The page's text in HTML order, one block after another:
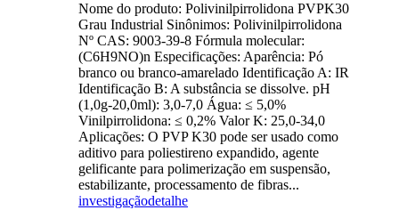
Nome do produto: Polivinilpirrolidona PVPK30
Grau Industrial Sinônimos: Polivinilpirrolidona
Nº CAS: 9003-39-8 Fórmula molecular:
(C6H9NO)n Especificações: Aparência: Pó
branco ou branco-amarelado Identificação A: IR
Identificação B: A substância se dissolve. pH
(1,0g-20,0ml): 3,0-7,0 Água: ≤ 5,0%
Vinilpirrolidona: ≤ 0,2% Valor K: 25,0-34,0
Aplicações: O PVP K30 pode ser usado como
aditivo para poliestireno expandido, agente
gelificante para polimerização em suspensão,
estabilizante, processamento de fibras...
investigaçãodetalhe